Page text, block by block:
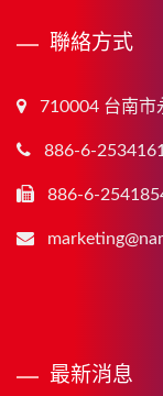
聯絡方式
710004 台南市
886-6-2534161
886-6-
最新消息